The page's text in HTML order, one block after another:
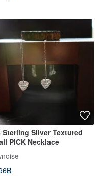
Sterling Silver Textured
PICK Necklace
฿